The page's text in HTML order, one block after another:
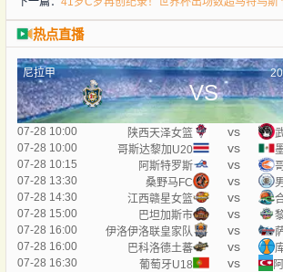
热点直播
尼拉甲
VS
07-28 10:00 陕西天泽女篮 vs
07-28 10:00
哥斯达黎加U20 vs
07-28 10:15
阿斯特罗斯 vs
07-28 13:30
桑野马FC vs
07-28 14:30
江西赣星女篮 vs
07-28 15:00
巴坦加斯市 vs
07-28 16:00
伊洛伊洛联皇家队 vs
07-28 16:00
巴科洛德土蕃 vs
07-28 16:30
葡萄牙U18 vs